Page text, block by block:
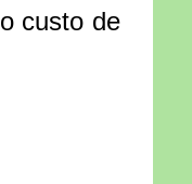
custo de